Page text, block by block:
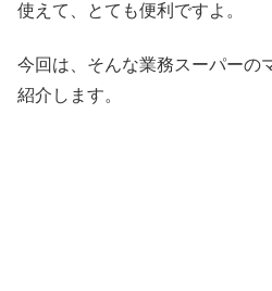
使えて、とても便利ですよ。
今回は、そんな業務スーパーの
紹介します。